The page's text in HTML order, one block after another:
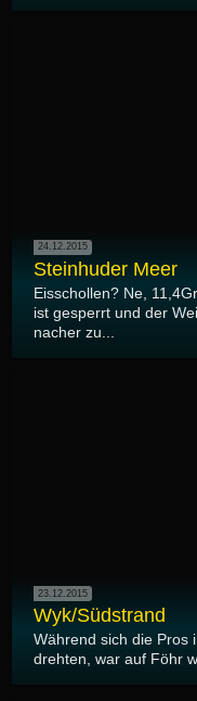
24.12.2015
Steinhuder Meer
Eisschollen? Ne,
ist gesperrt und der
nacher zu...
23.12.2015
Wyk/Südstrand
Während sich die Pros
drehten, war auf Föhr